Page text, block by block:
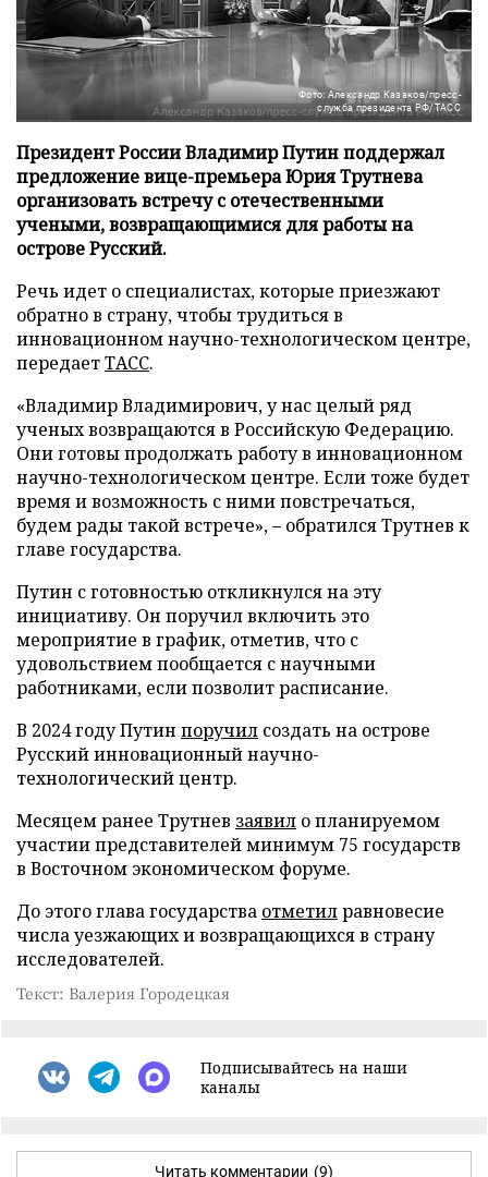
Фото: Александр Казаков/пресс-
служба президента РФ/ТАСС
Президент России Владимир Путин поддержал
предложение вице-премьера Юрия Трутнева
организовать встречу с отечественными
учеными, возвращающимися для работы на
острове Русский.
Речь идет о специалистах, которые приезжают
обратно в страну, чтобы трудиться в
инновационном научно-технологическом центре,
передаетТАСС.
«Владимир Владимирович, у нас целый ряд
ученых возвращаются в Российскую Федерацию.
Они готовы продолжать работу в инновационном
научно-технологическом центре. Если тоже будет
время и возможность с ними повстречаться,
будем рады такой встрече», – обратился Трутнев к
главе государства.
Путин с готовностью откликнулся на эту
инициативу. Он поручил включить это
мероприятие в график, отметив, что с
удовольствием пообщается с научными
работниками, если позволит расписание.
В 2024 году Путин поручил создать на острове
Русский инновационный научно-
технологический центр.
Месяцем ранее Трутнев заявил о планируемом
участии представителей минимум 75 государств
в Восточном экономическом форуме.
До этого глава государства отметилравновесие
числа уезжающих и возвращающихся в страну
исследователей.
Текст: Валерия Городецкая
Подписывайтесь на наши
каналы
Читать комментарии (9)